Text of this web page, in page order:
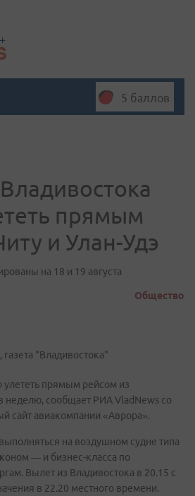
5 баллов
прямым
и Улан-Удэ
на 18 и 19 августа
Общество
"Владивостока"
улететь прямым рейсом из
неделю, сообщает РИА VladNews со
сайт авиакомпании «Аврора».
на воздушном судне типа
— и бизнес-класса по
Вылет из Владивостока в 20.15 с
в 22.20 местного времени.